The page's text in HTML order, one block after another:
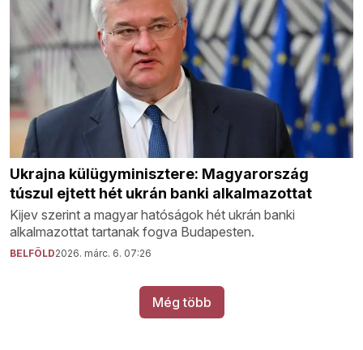
Ukrajna külügyminisztere: Magyarország
túszul ejtett hét ukrán banki alkalmazottat
Kijev szerint a magyar hatóságok hét ukrán banki
alkalmazottat tartanak fogva Budapesten.
BELFÖLD2026. márc. 6. 07:26
Még több